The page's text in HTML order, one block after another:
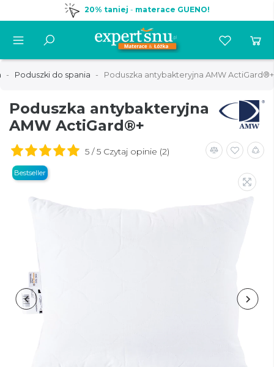
20% taniej - materace GUENO!
Poduszki do spania Poduszka antybakteryjna AMW ActiGard®+
Poduszka antybakteryjna
AMW ActiGard®+
5 / 5 Czytaj opinie (2)
Bestseller